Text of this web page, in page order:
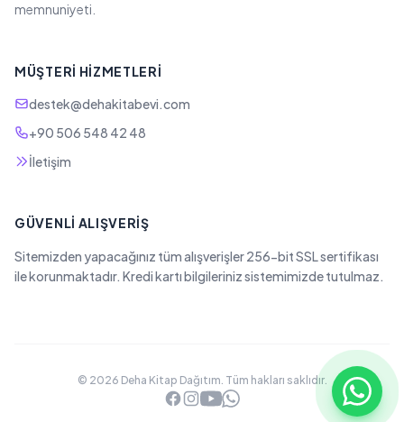
memnuniyeti.
MÜŞTERI HIZMETLERI
destek@dehakitabevi.com
+90 506 548 42 48
İletişim
GÜVENLI ALIŞVERIŞ
Sitemizden yapacağınız tüm alışverişler 256-bit SSL sertifikası
ile korunmaktadır. Kredi kartı bilgileriniz sistemimizde tutulmaz.
© 2026 Deha Kitap Dağıtım. Tüm hakları saklıdır.